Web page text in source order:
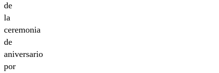
de
la
ceremonia
de
aniversario
por